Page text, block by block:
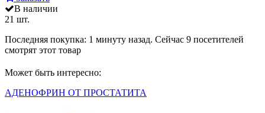
В наличии
21 шт.
Последняя покупка: 1 минуту назад. Сейчас 9 посетителей
смотрят этот товар
Может быть интересно:
АДЕНОФРИН ОТ ПРОСТАТИТА